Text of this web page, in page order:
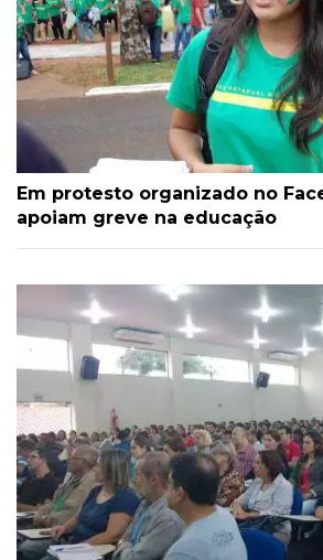
Em protesto organizado no
apoiam greve na educação